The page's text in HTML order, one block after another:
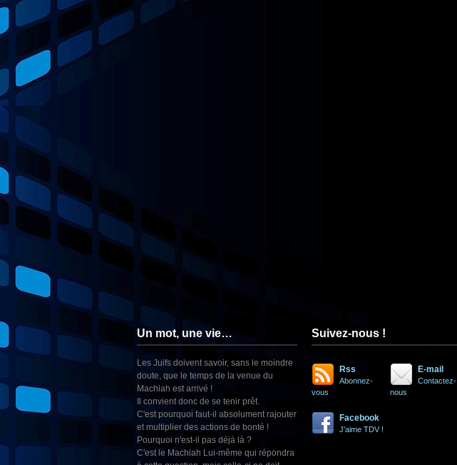
Un mot, une vie…
Les Juifs doivent savoir, sans le moindre
doute, que le temps de la venue du
Machiah est arrivé !
Il convient donc de se tenir prêt.
C'est pourquoi faut-il absolument rajouter
et multiplier des actions de bonté !
Pourquoi n'est-il pas déjà là ?
C'est le Machiah Lui-même qui répondra
Suivez-nous !
Rss
Abonnez-
vous
E-mail
Contactez-
nous
Facebook
J'aime TDV !